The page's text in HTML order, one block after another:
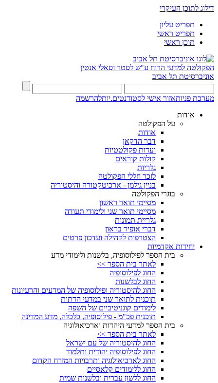
דילוג לתוכן העיקרי
תפריט עליון
תפריט ראשי
תוכן ראשי
הפקולטה למדעי הרוח ע"ש לסטר וסאלי אנטין
אוניברסיטת תל אביב
מערכת פניותאזור אישי לסטודנטים.יותלהרשמה
אודות
על הפקולטה
אודות
דבר הדקאן
ועדות פקולטטיות
קולות קוראים
גלריות
לזכר חללי הפקולטה
בניין גילמן - ארכיטקטורה והיסטוריה
בוגרי הפקולטה
מסיימי תואר ראשון
מסיימי תואר שני ולימודי תעודה
גלריית תמונות
דברי אופיר בראון
הצטרפות לקהילה ועדכון פרטים
יחידות אקדמיות
בית הספר לפילוסופיה, בלשנות ולימודי מדע
לאתר בית הספר >>
החוג לפילוסופיה
החוג לבלשנות
החוג להיסטוריה ופילוסופיה של המדעים והרעיונות
תוכנית לתואר שני במדעי הדתות
לימודים קוגניטיביים של השפה
תוכנית פכ"מ - פילוסופיה, כלכלה, מדע המדינה
בית הספר למדעי היהדות וארכיאולוגיה
לאתר בית הספר >>
החוג להיסטוריה של עם ישראל
החוג לפילוסופיה יהודית ותלמוד
החוג לארכיאולוגיה ותרבויות המזרח הקדום
החוג ללימודים קלאסיים
החוג ללשון עברית ובלשנות שמית